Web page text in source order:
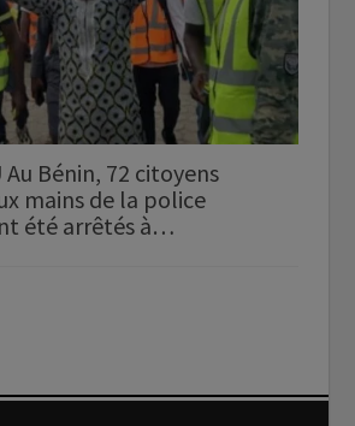
Au Bénin, 72 citoyens
mains de la police
été arrêtés à…